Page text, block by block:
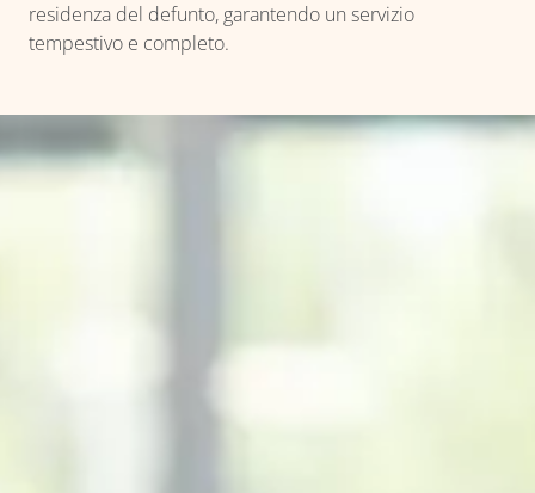
residenza del defunto, garantendo un servizio
tempestivo e completo.